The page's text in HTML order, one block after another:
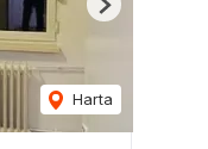
Harta
Next